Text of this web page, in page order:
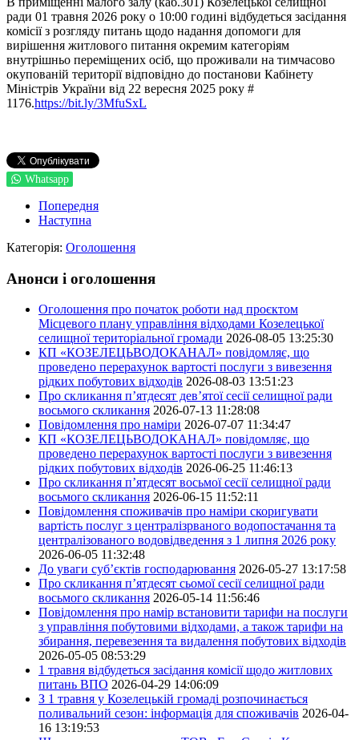
ради 01 травня 2026 року о 10:00 годині відбудеться засідання
комісії з розгляду питань щодо надання допомоги для
вирішення житлового питання окремим категоріям
внутрішньо переміщених осіб, що проживали на тимчасово
окупованій території відповідно до постанови Кабінету
Міністрів України від 22 вересня 2025 року #
1176.https://bit.ly/3MfuSxL
Whatsapp
Попередня
Наступна
Категорія: Оголошення
Анонси і оголошення
Оголошення про початок роботи над проєктом
Місцевого плану управління відходами Козелецької
селищної територіальної громади 2026-08-05 13:25:30
КП «КОЗЕЛЕЦЬВОДОКАНАЛ» повідомляє, що
проведено перерахунок вартості послуги з вивезення
рідких побутових відходів 2026-08-03 13:51:23
Про скликання п’ятдесят дев’ятої сесії селищної ради
восьмого скликання 2026-07-13 11:28:08
Повідомлення про наміри 2026-07-07 11:34:47
КП «КОЗЕЛЕЦЬВОДОКАНАЛ» повідомляє, що
проведено перерахунок вартості послуги з вивезення
рідких побутових відходів 2026-06-25 11:46:13
Про скликання п’ятдесят восьмої сесії селищної ради
восьмого скликання 2026-06-15 11:52:11
Повідомлення споживачів про наміри скоригувати
вартість послуг з централізрваного водопостачання та
централізованого водовідведення з 1 липня 2026 року
2026-06-05 11:32:48
До уваги суб’єктів господарювання 2026-05-27 13:17:58
Про скликання п’ятдесят сьомої сесії селищної ради
восьмого скликання 2026-05-14 11:56:46
Повідомлення про намір встановити тарифи на послуги
з управління побутовими відходами, а також тарифи на
збирання, перевезення та видалення побутових відходів
2026-05-05 08:53:29
1 травня відбудеться засідання комісії щодо житлових
питань ВПО 2026-04-29 14:06:09
З 1 травня у Козелецькій громаді розпочинається
поливальний сезон: інформація для споживачів 2026-04-
16 13:19:53